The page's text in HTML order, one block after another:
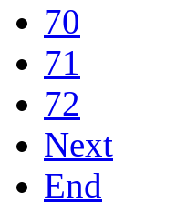
70
71
72
Next
End